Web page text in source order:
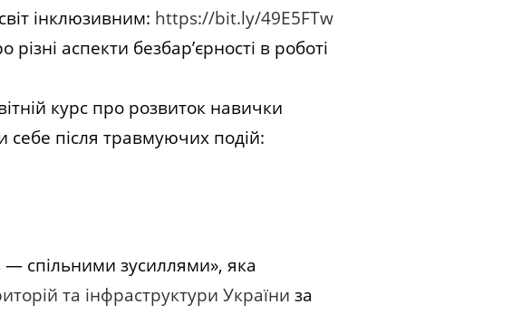
інклюзивним: https://bit.ly/49E5FTw
різні аспекти безбар’єрності в роботі
курс про розвиток навички
себе після травмуючих подій:
— спільними зусиллями», яка
та інфраструктури України за